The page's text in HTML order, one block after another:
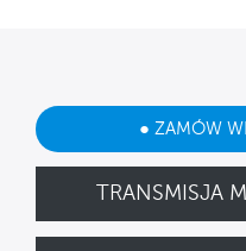
● ZAMÓW
TRANSMISJA